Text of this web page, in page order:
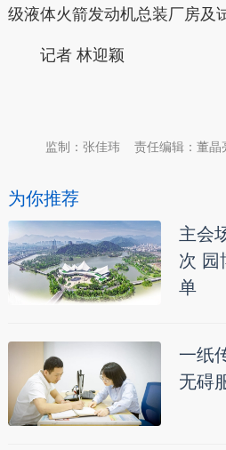
级液体火箭发动机总装厂房及
记者 林迎颖
责任编辑：董晶
监制：张佳玮
为你推荐
主会
次 园
单
一纸
无碍